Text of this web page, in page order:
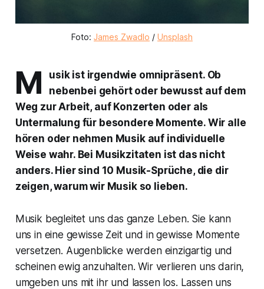
Foto: James Zwadlo / Unsplash
M
usik ist irgendwie omnipräsent. Ob
nebenbei gehört oder bewusst auf dem
Weg zur Arbeit, auf Konzerten oder als
Untermalung für besondere Momente. Wir alle
hören oder nehmen Musik auf individuelle
Weise wahr. Bei Musikzitaten ist das nicht
anders. Hier sind 10 Musik-Sprüche, die dir
zeigen, warum wir Musik so lieben.
Musik begleitet uns das ganze Leben. Sie kann
uns in eine gewisse Zeit und in gewisse Momente
versetzen. Augenblicke werden einzigartig und
scheinen ewig anzuhalten. Wir verlieren uns darin,
umgeben uns mit ihr und lassen los. Lassen uns